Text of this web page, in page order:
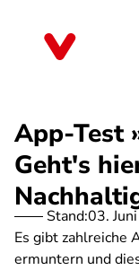
App-Test
Geht's
Stand:03.
Es gibt zahlreiche
ermuntern und